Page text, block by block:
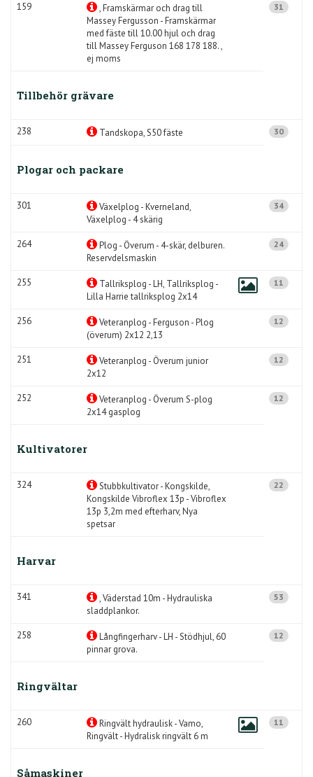
159
, Framskärmar och drag till
Massey Fergusson - Framskärmar
med fäste till 10.00 hjul och drag
till Massey Ferguson 168 178 188. ,
ej moms
31
Tillbehör grävare
238 Tandskopa, S50 fäste 30
Plogar och packare
301
Växelplog - Kverneland,
Växelplog - 4 skärig
34
264
Plog - Överum - 4-skär, delburen.
Reservdelsmaskin
24
255
Tallriksplog - LH, Tallriksplog -
Lilla Harrie tallriksplog 2x14
11
256
Veteranplog - Ferguson - Plog
(överum) 2x12 2,13
12
251
Veteranplog - Överum junior
2x12
12
252
Veteranplog - Överum S-plog
2x14 gasplog
12
Kultivatorer
324
Stubbkultivator - Kongskilde,
Kongskilde Vibroflex 13p - Vibroflex
13p 3,2m med efterharv, Nya
spetsar
22
Harvar
341
, Väderstad 10m - Hydrauliska
sladdplankor.
53
258
Långfingerharv - LH - Stödhjul, 60
pinnar grova.
12
Ringvältar
260
Ringvält hydraulisk - Vamo,
Ringvält - Hydralisk ringvält 6 m
11
Såmaskiner